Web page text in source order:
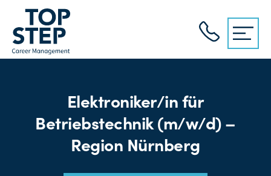
Elektroniker/in für
Betriebstechnik (m/w/d) –
Region Nürnberg